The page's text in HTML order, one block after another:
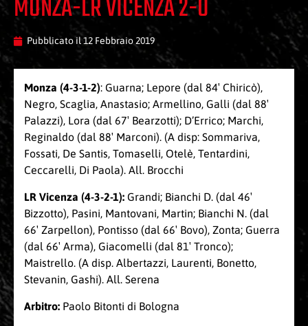
MONZA-LR VICENZA 2-0
Pubblicato il 12 Febbraio 2019
Monza (4-3-1-2): Guarna; Lepore (dal 84′ Chiricò),
Negro, Scaglia, Anastasio; Armellino, Galli (dal 88′
Palazzi), Lora (dal 67′ Bearzotti); D’Errico; Marchi,
Reginaldo (dal 88′ Marconi). (A disp: Sommariva,
Fossati, De Santis, Tomaselli, Otelè, Tentardini,
Ceccarelli, Di Paola). All. Brocchi
LR Vicenza (4-3-2-1): Grandi; Bianchi D. (dal 46′
Bizzotto), Pasini, Mantovani, Martin; Bianchi N. (dal
66′ Zarpellon), Pontisso (dal 66′ Bovo), Zonta; Guerra
(dal 66′ Arma), Giacomelli (dal 81′ Tronco);
Maistrello. (A disp. Albertazzi, Laurenti, Bonetto,
Stevanin, Gashi). All. Serena
Arbitro: Paolo Bitonti di Bologna